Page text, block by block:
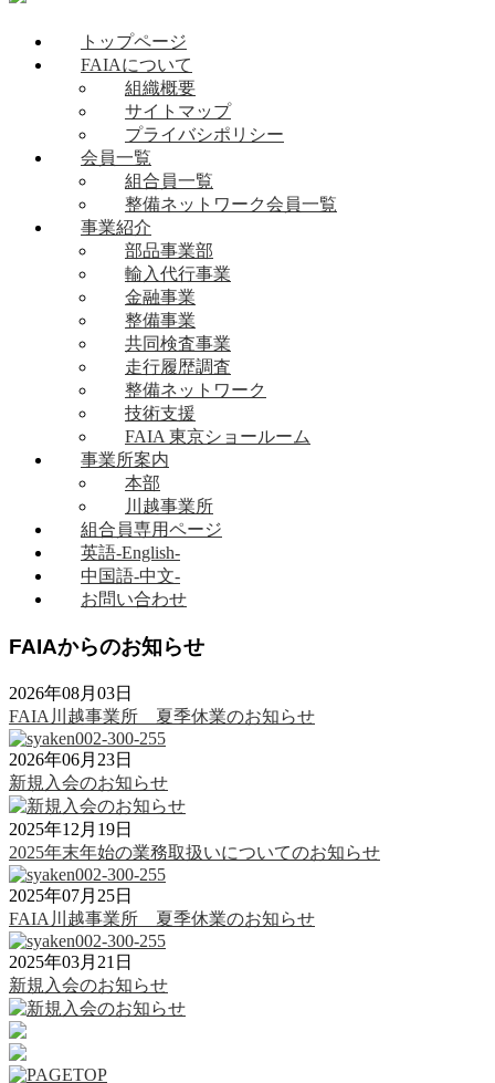
トップページ
FAIAについて
組織概要
サイトマップ
プライバシポリシー
会員一覧
組合員一覧
整備ネットワーク会員一覧
事業紹介
部品事業部
輸入代行事業
金融事業
整備事業
共同検査事業
走行履歴調査
整備ネットワーク
技術支援
FAIA 東京ショールーム
事業所案内
本部
川越事業所
組合員専用ページ
英語-English-
中国語-中文-
お問い合わせ
FAIAからのお知らせ
2026年08月03日
FAIA川越事業所 夏季休業のお知らせ
2026年06月23日
新規入会のお知らせ
2025年12月19日
2025年末年始の業務取扱いについてのお知らせ
2025年07月25日
FAIA川越事業所 夏季休業のお知らせ
2025年03月21日
新規入会のお知らせ